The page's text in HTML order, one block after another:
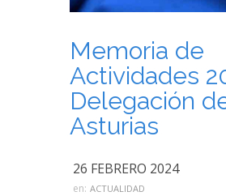
Memoria de
Actividades
Delegación
Asturias
26 FEBRERO 2024
en: ACTUALIDAD